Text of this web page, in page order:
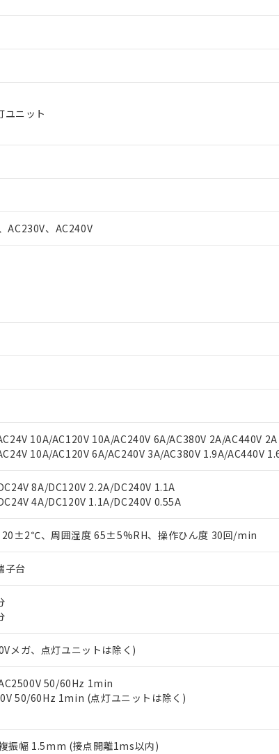
ユニット
AC230V、AC240V
10A/AC120V 10A/AC240V 6A/AC380V 2A/AC440V 2A
10A/AC120V 6A/AC240V 3A/AC380V 1.9A/AC440V
8A/DC120V 2.2A/DC240V 1.1A
4A/DC120V 1.1A/DC240V 0.55A
20±2℃、周囲湿度 65±5%RH、操作ひん度 30回/min
子台
メガ、点灯ユニットは除く)
50/60Hz 1min
50/60Hz 1min (点灯ユニットは除く)
振幅 1.5mm (接点開離1ms以内)
みいただき、同意のうえご利用ください。
器事業取扱商品の中には、本サービスの対象外となる商品も
覧された時点での実際の在庫および標準価格とは異なる場
にご相談ください。
御機器販売店や当社販売拠点は「販売ネットワーク
」を
よび標準価格結果を当社の事前の承諾なく第三者に漏洩ま
機能（部品リスト作成サービス）をご利用いただくには、I-
があります。
ェブサイト上で当社にご登録された部品リストについて、
製品・サービスに関するお客様との取引・商談に必要な範
利用者とは、
RoHS指令（10物質）の非含有に対応した製品が提供可能
指令（10物質）の非含有に対応した製品に切り替える予
RoHS指令（10物質）の非含有に非対応の商品で、対応品
RoHS指令（10物質）の非含有の対応状況を調査中または
ンス料など無形物で、有害物質有無と関係のない商品です。
より、非含有部品としていたものが、含有品と判明した場
水銀(Hg) 1000ppm以下、 カドミウム(Cd) 100ppm以下、
４物質については閾値を超える意図的な使用がないことを確認しています。
え状況などにより、予定月が前後することがあります。
書ダウンロード
書をダウンロードすることができます。
明書（当社基準）
日時点で非含有を証明するもので、過去に遡って非含有を
のフタル酸エステル類４物質の対応では、対応完了までの
備考欄に対応日を記載しておりました。
品への在庫切替を完了していることから、特段のことが
す。
表
材料含有率が中国RoHSの基準値以下であることを示します
材料含有率が中国RoHSの基準値を超えていることを示し
す。当社販売部門へお問い合わせください。
、 PBBs(ポリ臭化ビフェニル類) : 1000ppm、 PBDEs(ポリ臭化ジフ
) : 1000ppm、 DIBP(フタル酸ジイソブチル) : 1000ppm、 BBP(フタル酸ブ
エチルヘキシル)) : 1000ppm
用期限
（10物質）のすべてが基準値以下であることを示します。
用状況下において有害物質が外部に漏えいし、環境に深刻
な手続きをとります。
使用いたしません。
社製品を第三者に販売する場合は、上記1、2および3の内容
、販売先および販売に係わる関係者が違法に輸出するおそ
合意する キャン
には満たないが在庫あり
売店・当社販売員にご確認ください)